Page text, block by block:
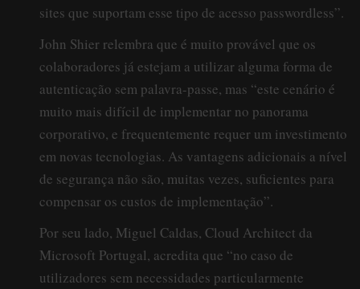
sites que suportam esse tipo de acesso passwordless”.
John Shier relembra que é muito provável que os
colaboradores já estejam a utilizar alguma forma de
autenticação sem palavra-passe, mas “este cenário é
muito mais difícil de implementar no panorama
corporativo, e frequentemente requer um investimento
em novas tecnologias. As vantagens adicionais a nível
de segurança não são, muitas vezes, suficientes para
compensar os custos de implementação”.
Por seu lado, Miguel Caldas, Cloud Architect da
Microsoft Portugal, acredita que “no caso de
utilizadores sem necessidades particularmente